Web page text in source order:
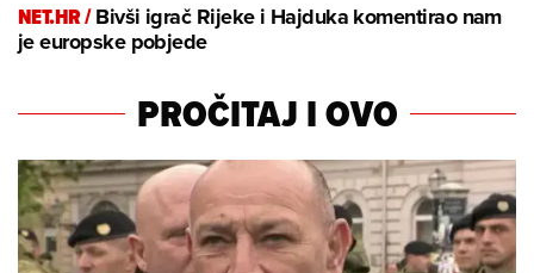
NET.HR /Bivši igrač Rijeke i Hajduka komentirao nam
je europske pobjede
PROČITAJ I OVO